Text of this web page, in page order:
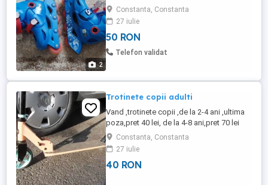
2
Constanta, Constanta
27 iulie
50 RON
Telefon validat
Trotinete copii adulti
Vand ,trotinete copii ,de la 2-4 ani ,ultima
poza,pret 40 lei, de la 4-8 ani,pret 70 lei
,poza 1 si 2 .detalii l telefon 0770x195x352
Constanta, Constanta
27 iulie
40 RON